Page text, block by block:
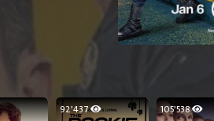
105٬538 92٬437